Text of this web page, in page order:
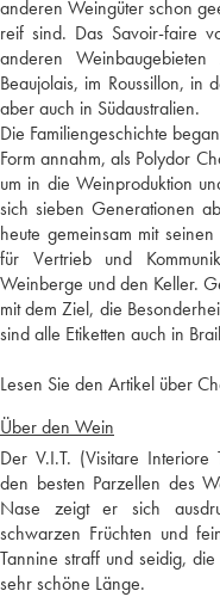
anderen Weingüter schon
reif sind. Das Savoir-faire
anderen
Beaujolais, im Roussillon, in
aber auch in Südaustralien.
Die Familiengeschichte
Form annahm, als Polydor
um in die Weinproduktion
sich sieben Generationen
heute gemeinsam mit
für Vertrieb und
Weinberge und den Keller.
mit dem Ziel, die
sind alle Etiketten auch in
Lesen Sie den Artikel über
Über den Wein
Der V.I.T. (Visitare Interiore
den besten Parzellen des
Nase zeigt er sich
schwarzen Früchten und
Tannine straff und seidig,
sehr schöne Länge.